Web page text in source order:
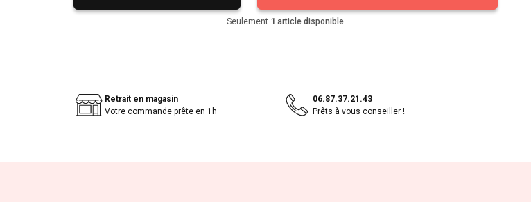
Seulement 1 article disponible
Retrait en magasin
Votre commande prête en 1h
06.87.37.21.43
Prêts à vous conseiller !